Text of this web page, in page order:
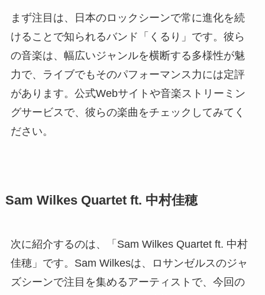
まず注目は、日本のロックシーンで常に進化を続
けることで知られるバンド「くるり」です。彼ら
の音楽は、幅広いジャンルを横断する多様性が魅
力で、ライブでもそのパフォーマンス力には定評
があります。公式Webサイトや音楽ストリーミン
グサービスで、彼らの楽曲をチェックしてみてく
ださい。
Sam Wilkes Quartet ft. 中村佳穂
次に紹介するのは、「Sam Wilkes Quartet ft. 中村
佳穂」です。Sam Wilkesは、ロサンゼルスのジャ
ズシーンで注目を集めるアーティストで、今回の